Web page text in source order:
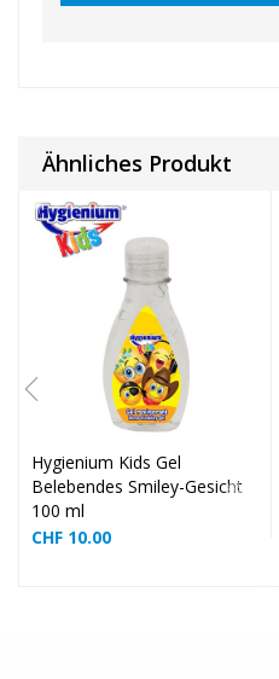
Ähnliches Produkt
Hygienium Kids Gel
Belebendes Smiley-Gesicht
100 ml
CHF 10.00